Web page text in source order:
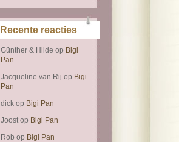
Recente reacties
Günther & Hilde op Bigi
Pan
Jacqueline van Rij op Bigi
Pan
dick op Bigi Pan
Joostop Bigi Pan
Rob op Bigi Pan